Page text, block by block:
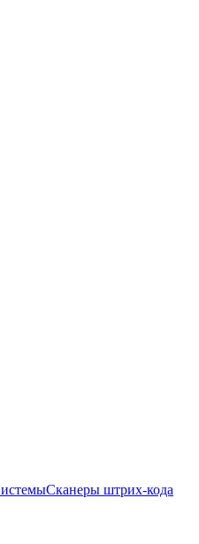
Сканеры штрих-кода